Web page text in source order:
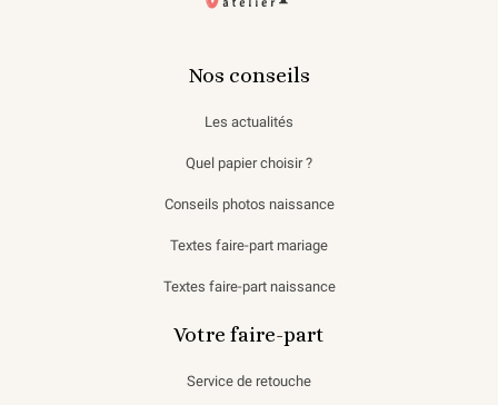
Nos conseils
Les actualités
Quel papier choisir ?
Conseils photos naissance
Textes faire-part mariage
Textes faire-part naissance
Votre faire-part
Service de retouche